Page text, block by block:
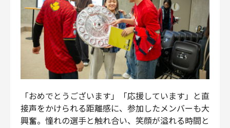
「おめでとうございます」「応援しています」と直
接声をかけられる距離感に、参加したメンバーも大
興奮。憧れの選手と触れ合い、笑顔が溢れる時間と